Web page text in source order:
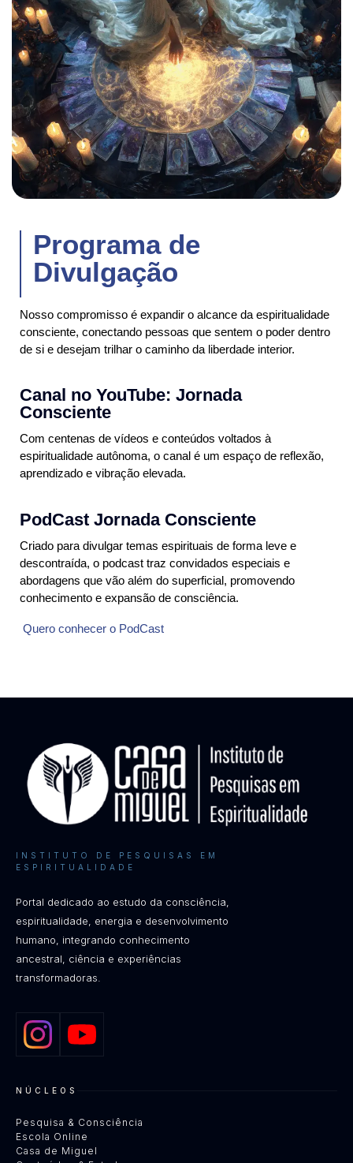
Programa de
Divulgação
Nosso compromisso é expandir o alcance da espiritualidade
consciente, conectando pessoas que sentem o poder dentro
de si e desejam trilhar o caminho da liberdade interior.
Canal no YouTube: Jornada
Consciente
Com centenas de vídeos e conteúdos voltados à
espiritualidade autônoma, o canal é um espaço de reflexão,
aprendizado e vibração elevada.
PodCast Jornada Consciente
Criado para divulgar temas espirituais de forma leve e
descontraída, o podcast traz convidados especiais e
abordagens que vão além do superficial, promovendo
conhecimento e expansão de consciência.
Quero conhecer o PodCast
INSTITUTO DE PESQUISAS EM
ESPIRITUALIDADE
Portal dedicado ao estudo da consciência,
espiritualidade, energia e desenvolvimento
humano, integrando conhecimento
ancestral, ciência e experiências
transformadoras.
NÚCLEOS
Pesquisa & Consciência
Escola Online
Casa de Miguel